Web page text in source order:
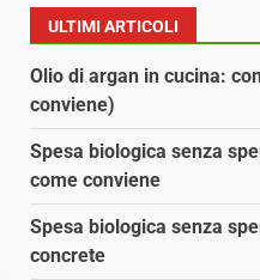
ULTIMI ARTICOLI
Olio di argan in cucina:
conviene)
Spesa biologica senza
come conviene
Spesa biologica senza
concrete